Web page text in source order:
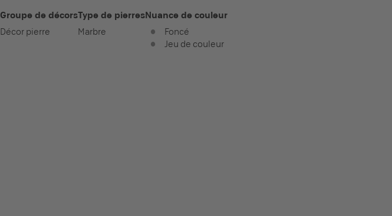
Groupe de décors
Décor pierre
Type de pierres
Marbre
Nuance de couleur
Foncé
Jeu de couleur